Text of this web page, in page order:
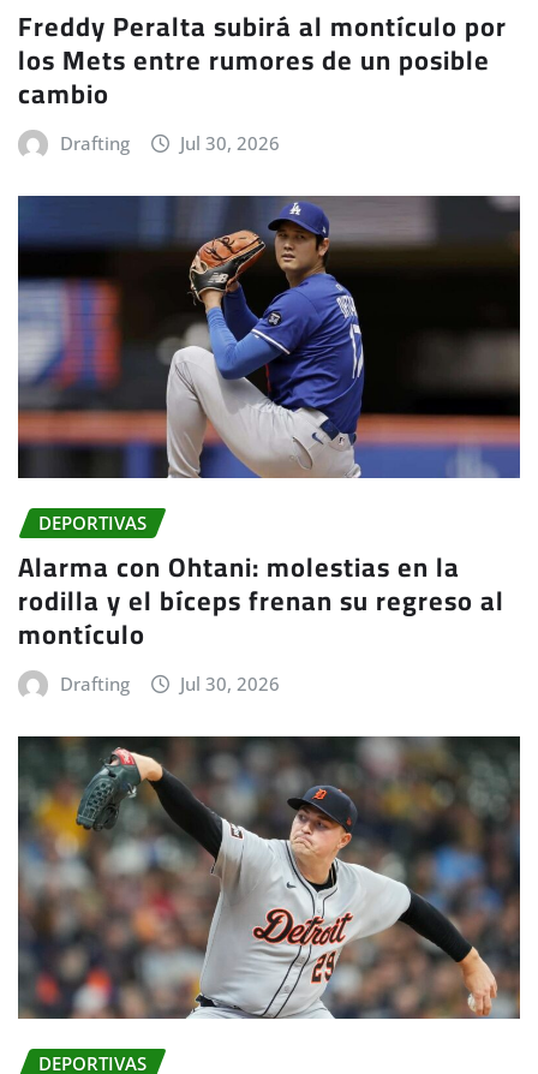
Freddy Peralta subirá al montículo por
los Mets entre rumores de un posible
cambio
Drafting Jul 30, 2026
DEPORTIVAS
Alarma con Ohtani: molestias en la
rodilla y el bíceps frenan su regreso al
montículo
Drafting Jul 30, 2026
DEPORTIVAS